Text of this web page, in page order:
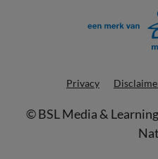
Privacy
©BSL Media & Learning